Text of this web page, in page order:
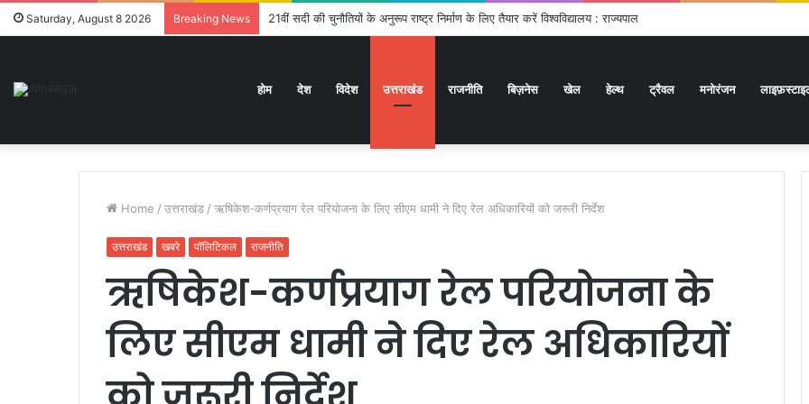
Saturday, August 8 2026 Breaking News 21वीं सदी की चुनौतियों के अनुरूप राष्ट्र निर्माण के लिए तैयार करें विश्वविद्यालय : राज्यपाल
होम देश विदेश उत्तराखंड राजनीति बिज़नेस खेल हेल्थ ट्रैवल मनोरंजन
Home / उत्तराखंड / ऋषिकेश-कर्णप्रयाग रेल परियोजना के लिए सीएम धामी ने दिए रेल अधिकारियों को जरूरी निर्देश
उत्तराखंड खबरे पॉलिटिकल राजनीति
ऋषिकेश-कर्णप्रयाग रेल परियोजना के
लिए सीएम धामी ने दिए रेल अधिकारियों